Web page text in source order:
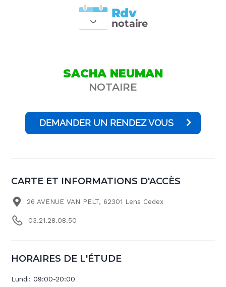
notaire
Rdv
SACHA NEUMAN
NOTAIRE
DEMANDER UN RENDEZ VOUS
CARTE ET INFORMATIONS D'ACCÈS
26 AVENUE VAN PELT, 62301 Lens Cedex
03.21.28.08.50
HORAIRES DE L'ÉTUDE
Lundi:09:00-20:00